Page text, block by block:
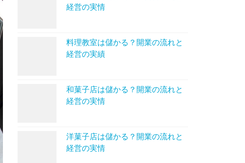
経営の実情
料理教室は儲かる？開業の流れと
経営の実績
和菓子店は儲かる？開業の流れと
経営の実情
洋菓子店は儲かる？開業の流れと
経営の実情